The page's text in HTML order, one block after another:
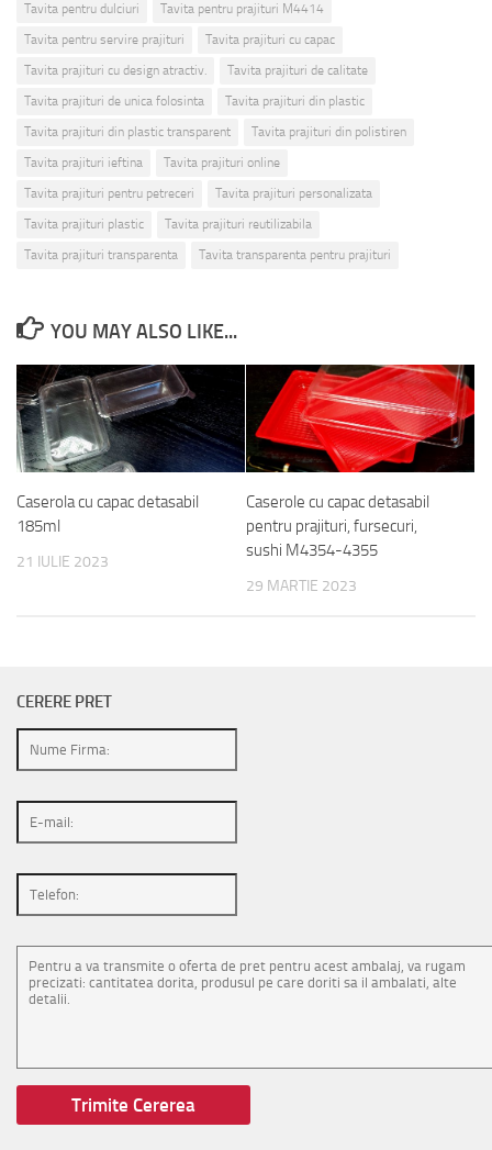
Tavita pentru dulciuri
Tavita pentru prajituri M4414
Tavita pentru servire prajituri
Tavita prajituri cu capac
Tavita prajituri cu design atractiv.
Tavita prajituri de calitate
Tavita prajituri de unica folosinta
Tavita prajituri din plastic
Tavita prajituri din plastic transparent
Tavita prajituri din polistiren
Tavita prajituri ieftina
Tavita prajituri online
Tavita prajituri pentru petreceri
Tavita prajituri personalizata
Tavita prajituri plastic
Tavita prajituri reutilizabila
Tavita prajituri transparenta
Tavita transparenta pentru prajituri
YOU MAY ALSO LIKE...
Caserola cu capac detasabil
185ml
21 IULIE 2023
Caserole cu capac detasabil
pentru prajituri, fursecuri,
sushi M4354-4355
29 MARTIE 2023
CERERE PRET